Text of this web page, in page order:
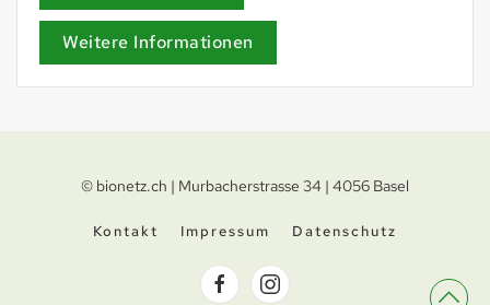
Weitere Informationen
© bionetz.ch | Murbacherstrasse 34 | 4056 Basel
Kontakt Impressum Datenschutz